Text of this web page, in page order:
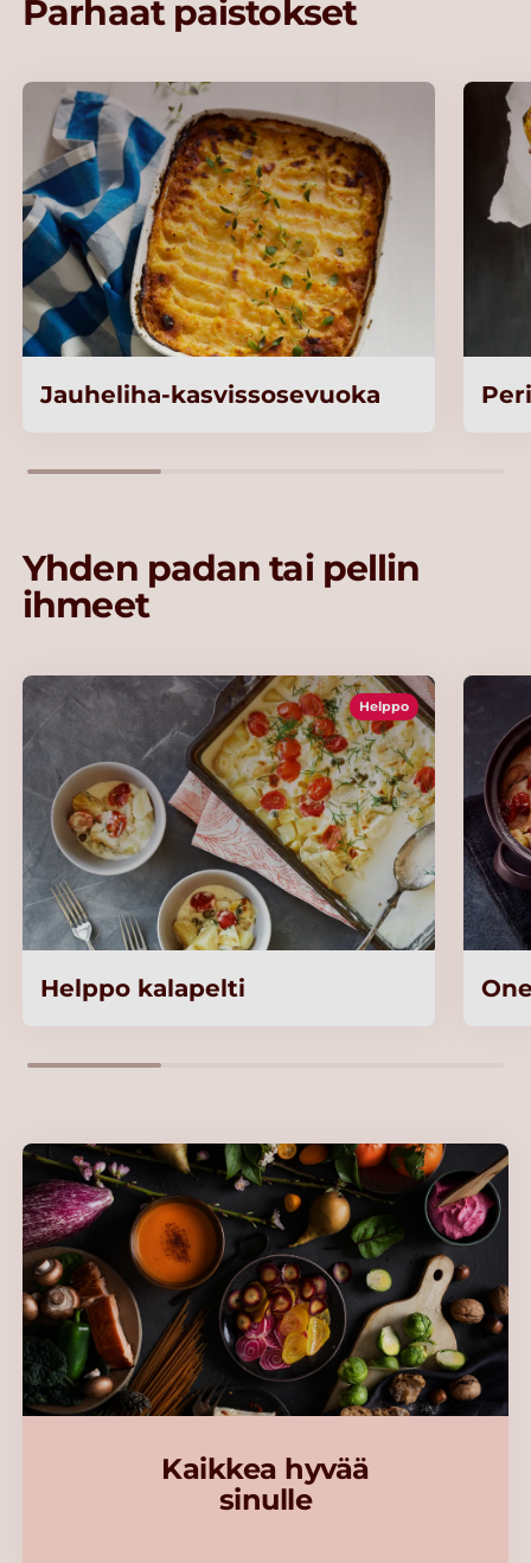
Parhaat paistokset
Jauheliha-kasvissosevuoka
Yhden padan tai pellin
ihmeet
Helppo
Helppo kalapelti
Kaikkea hyvää
sinulle